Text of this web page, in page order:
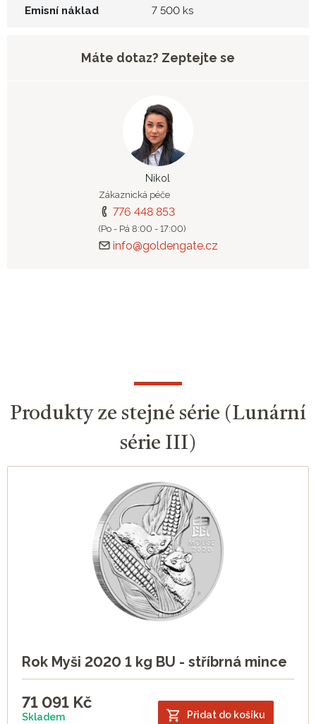
Emisní náklad 7 500 ks
Máte dotaz? Zeptejte se
Nikol
Zákaznická péče
776 448 853
(Po - Pá 8:00 - 17:00)
info@goldengate.cz
Produkty ze stejné série (Lunární
série III)
Rok Myši 2020 1 kg BU - stříbrná mince
71 091 Kč
Skladem Přidat do košíku